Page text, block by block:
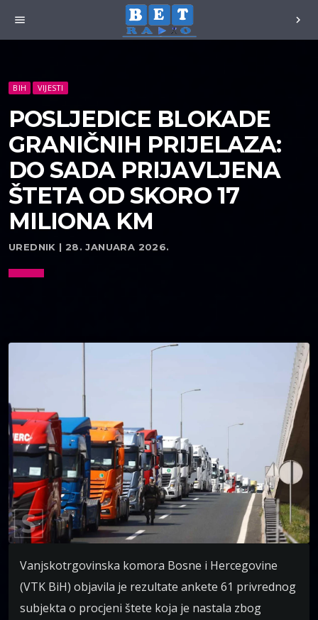
menu chevron_right
BIH VIJESTI
POSLJEDICE BLOKADE
GRANIČNIH PRIJELAZA:
DO SADA PRIJAVLJENA
ŠTETA OD SKORO 17
MILIONA KM
UREDNIK | 28. JANUARA 2026.
Vanjskotrgovinska komora Bosne i Hercegovine
(VTK BiH) objavila je rezultate ankete 61 privrednog
subjekta o procjeni štete koja je nastala zbog